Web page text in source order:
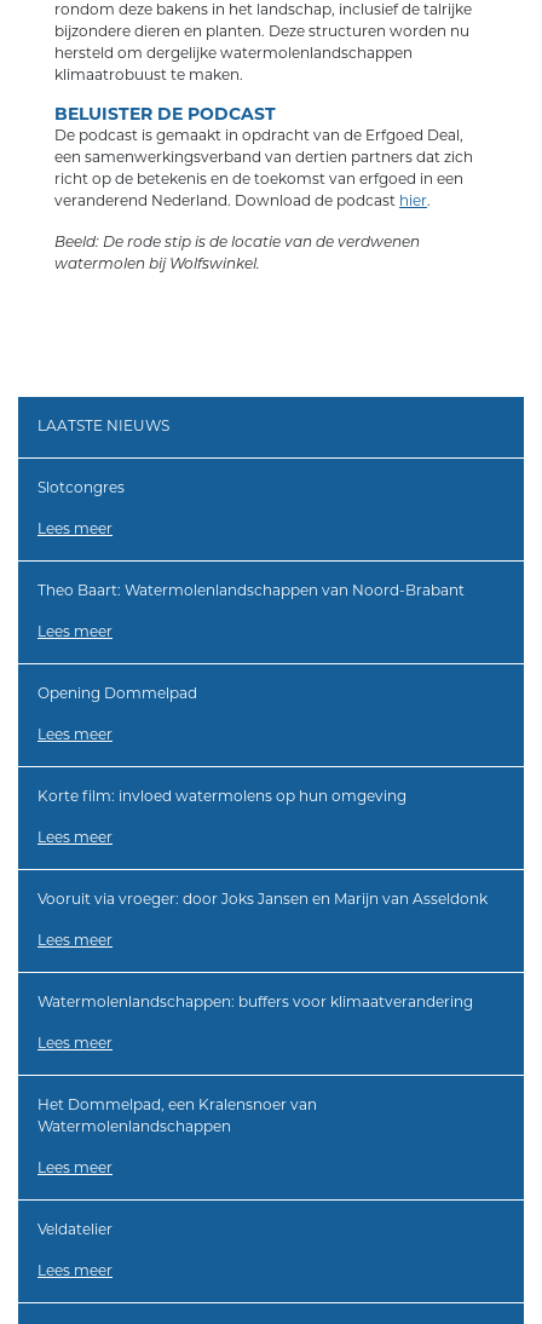
rondom deze bakens in het landschap, inclusief de talrijke
bijzondere dieren en planten. Deze structuren worden nu
hersteld om dergelijke watermolenlandschappen
klimaatrobuust te maken.
BELUISTER DE PODCAST
De podcast is gemaakt in opdracht van de Erfgoed Deal,
een samenwerkingsverband van dertien partners dat zich
richt op de betekenis en de toekomst van erfgoed in een
veranderend Nederland. Download de podcast hier.
Beeld: De rode stip is de locatie van de verdwenen
watermolen bij Wolfswinkel.
LAATSTE NIEUWS
Slotcongres
Lees meer
Theo Baart: Watermolenlandschappen van Noord-Brabant
Lees meer
Opening Dommelpad
Lees meer
Korte film: invloed watermolens op hun omgeving
Lees meer
Vooruit via vroeger: door Joks Jansen en Marijn van Asseldonk
Lees meer
Watermolenlandschappen: buffers voor klimaatverandering
Lees meer
Het Dommelpad, een Kralensnoer van
Watermolenlandschappen
Lees meer
Veldatelier
Lees meer